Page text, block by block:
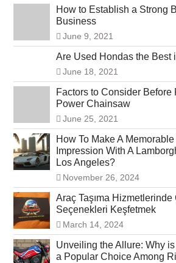
How to Establish a Strong
Business
June 9, 2021
Are Used Hondas the Best
June 18, 2021
Factors to Consider Before
Power Chainsaw
June 25, 2021
How To Make A
Impression With A
Los Angeles?
November 26, 2024
Araç Taşıma Hizmetlerinde
Seçenekleri Keşfetmek
March 14, 2024
Unveiling the Allure: Why
a Popular Choice Among